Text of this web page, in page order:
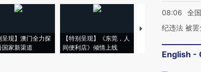
呈现】澳门全力探
国家新渠道
【特别呈现】《东莞，人
间便利店》倾情上线
【推广】走进第四届
08:06
全
纪违法 被
English -